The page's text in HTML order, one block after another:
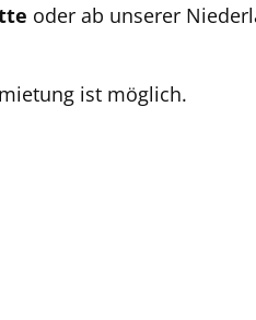
oder ab unserer
ist möglich.